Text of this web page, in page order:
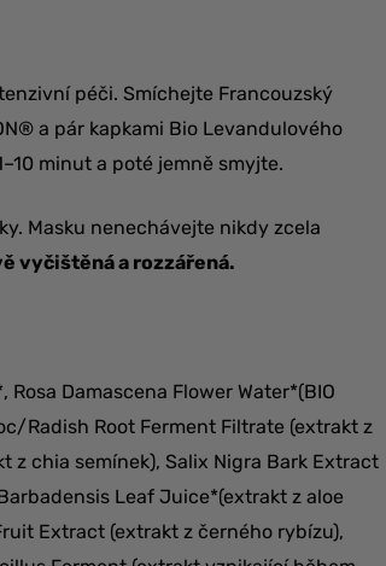
péči. Smíchejte Francouzský
a pár kapkami Bio Levandulového
minut a poté jemně smyjte.
Masku nenechávejte nikdy zcela
vyčištěná a rozzářená.
Damascena Flower Water*(BIO
Radish Root Ferment Filtrate (extrakt z
z chia semínek), Salix Nigra Bark Extract
Leaf Juice*(extrakt z aloe
Extract (extrakt z černého rybízu),